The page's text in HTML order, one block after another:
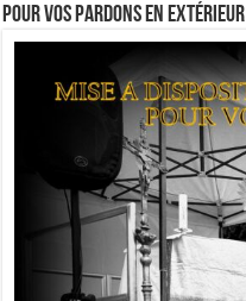
Pour vos pardons en extérieur